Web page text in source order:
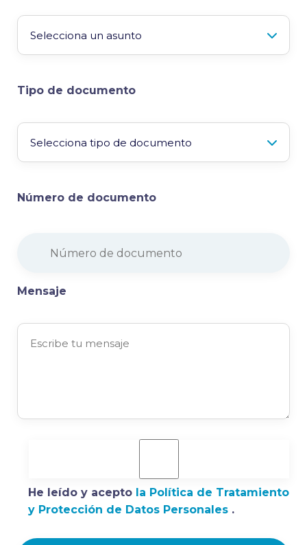
Tipo de documento
Número de documento
Mensaje
He leído y acepto la Política de Tratamiento
y Protección de Datos Personales .